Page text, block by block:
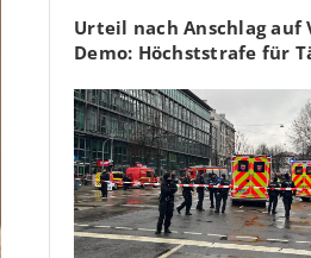
Urteil nach Anschlag auf
Demo: Höchststrafe für